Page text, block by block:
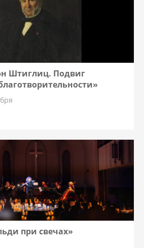
Штиглиц. Подвиг
при свечах»